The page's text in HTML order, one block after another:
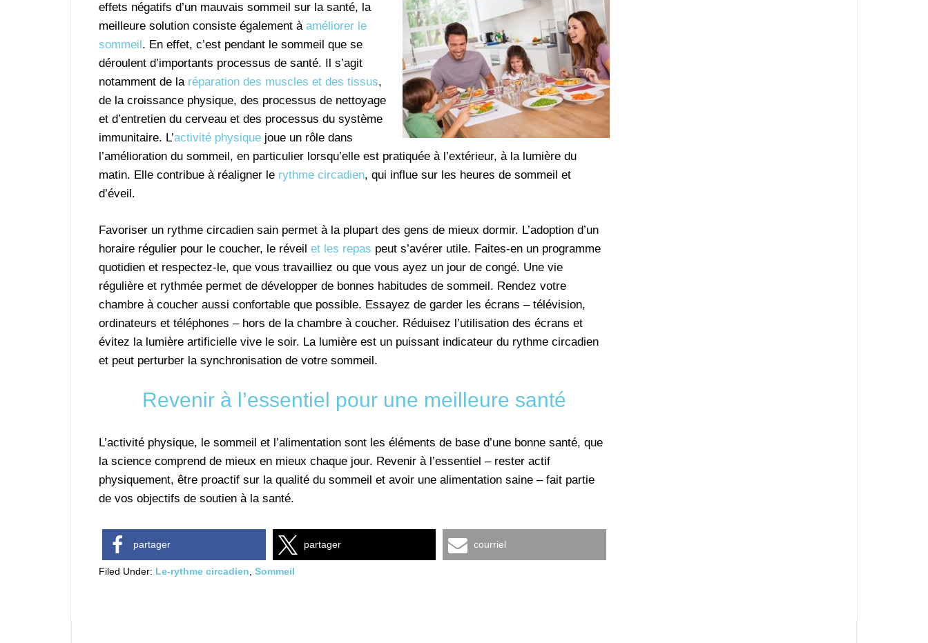
effets négatifs d’un mauvais sommeil sur la santé, la
meilleure solution consiste également à améliorer le
sommeil. En effet, c’est pendant le sommeil que se
déroulent d’importants processus de santé. Il s’agit
notamment de la réparation des muscles et des tissus,
de la croissance physique, des processus de nettoyage
et d’entretien du cerveau et des processus du système
immunitaire. L’activité physique joue un rôle dans
l’amélioration du sommeil, en particulier lorsqu’elle est pratiquée à l’extérieur, à la lumière du
matin. Elle contribue à réaligner le rythme circadien, qui influe sur les heures de sommeil et
d’éveil.
Favoriser un rythme circadien sain permet à la plupart des gens de mieux dormir. L’adoption d’un
horaire régulier pour le coucher, le réveil et les repas peut s’avérer utile. Faites-en un programme
quotidien et respectez-le, que vous travailliez ou que vous ayez un jour de congé. Une vie
régulière et rythmée permet de développer de bonnes habitudes de sommeil. Rendez votre
chambre à coucher aussi confortable que possible. Essayez de garder les écrans – télévision,
ordinateurs et téléphones – hors de la chambre à coucher. Réduisez l’utilisation des écrans et
évitez la lumière artificielle vive le soir. La lumière est un puissant indicateur du rythme circadien
et peut perturber la synchronisation de votre sommeil.
Revenir à l’essentiel pour une meilleure santé
L’activité physique, le sommeil et l’alimentation sont les éléments de base d’une bonne santé, que
la science comprend de mieux en mieux chaque jour. Revenir à l’essentiel – rester actif
physiquement, être proactif sur la qualité du sommeil et avoir une alimentation saine – fait partie
de vos objectifs de soutien à la santé.
partager partager courriel
Filed Under: Le-rythme circadien Sommeil